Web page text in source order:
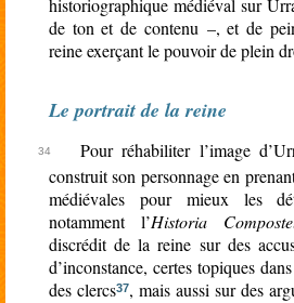
historiographique médiéval sur
de ton et de contenu –, et de
reine exerçant le pouvoir de plein
Le portrait de la reine
Pour réhabiliter l’image
construit son personnage en
médiévales pour mieux les
notamment l’Historia
discrédit de la reine sur des
d’inconstance, certes topiques
des clercs37, mais aussi sur des